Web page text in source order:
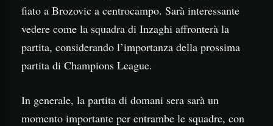
fiato a Brozovic a centrocampo. Sarà interessante
vedere come la squadra di Inzaghi affronterà la
partita, considerando l’importanza della prossima
partita di Champions League.
In generale, la partita di domani sera sarà un
momento importante per entrambe le squadre, con